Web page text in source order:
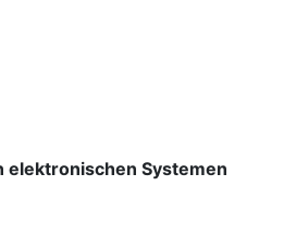
elektronischen Systemen